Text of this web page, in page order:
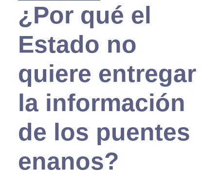
¿Por qué el
Estado no
quiere entregar
la información
de los puentes
enanos?